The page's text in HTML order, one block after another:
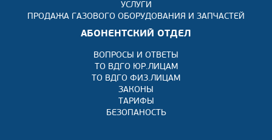
УСЛУГИ
ПРОДАЖА ГАЗОВОГО ОБОРУДОВАНИЯ И ЗАПЧАСТЕЙ
АБОНЕНТСКИЙ ОТДЕЛ
ВОПРОСЫ И ОТВЕТЫ
ТО ВДГО ЮР.ЛИЦАМ
ТО ВДГО ФИЗ.ЛИЦАМ
ЗАКОНЫ
ТАРИФЫ
БЕЗОПАНОСТЬ